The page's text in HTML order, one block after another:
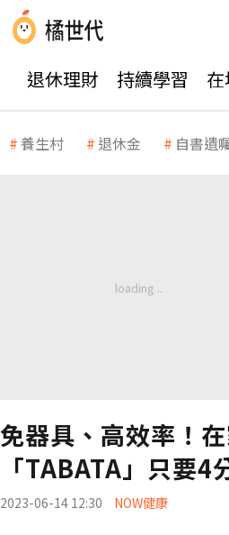
退休理財 持續學習
養生村 退休金 自書遺
免器具、高效率！
「TABATA」只要4
2023-06-14 12:30 NOW健康